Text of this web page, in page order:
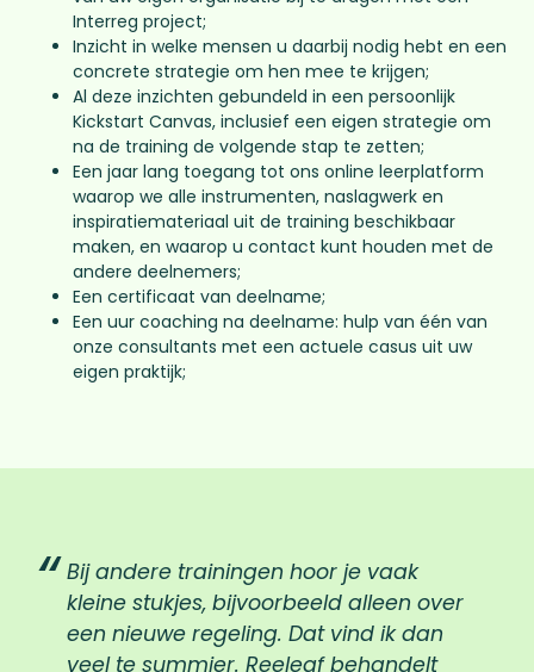
Interreg project;
Inzicht in welke mensen u daarbij nodig hebt en een
concrete strategie om hen mee te krijgen;
Al deze inzichten gebundeld in een persoonlijk
Kickstart Canvas, inclusief een eigen strategie om
na de training de volgende stap te zetten;
Een jaar lang toegang tot ons online leerplatform
waarop we alle instrumenten, naslagwerk en
inspiratiemateriaal uit de training beschikbaar
maken, en waarop u contact kunt houden met de
andere deelnemers;
Een certificaat van deelname;
Een uur coaching na deelname: hulp van één van
onze consultants met een actuele casus uit uw
eigen praktijk;
Bij andere trainingen hoor je vaak
kleine stukjes, bijvoorbeeld alleen over
een nieuwe regeling. Dat vind ik dan
veel te summier. Reeleaf behandelt